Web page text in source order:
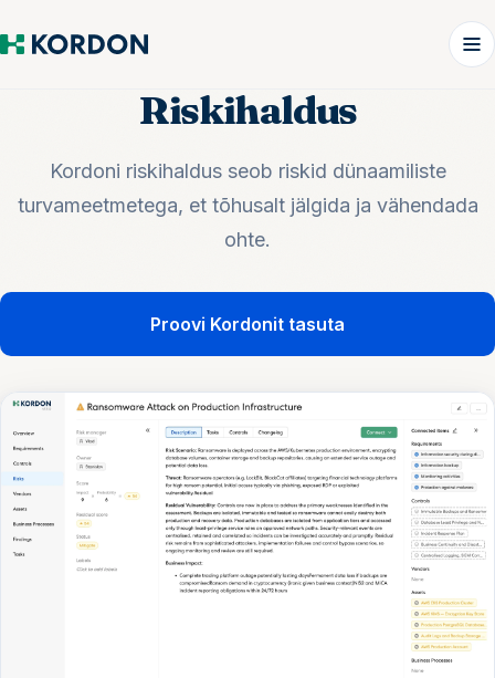
Riskihaldus
Kordoni riskihaldus seob riskid dünaamiliste
turvameetmetega, et tõhusalt jälgida ja vähendada
ohte.
Proovi Kordonit tasuta